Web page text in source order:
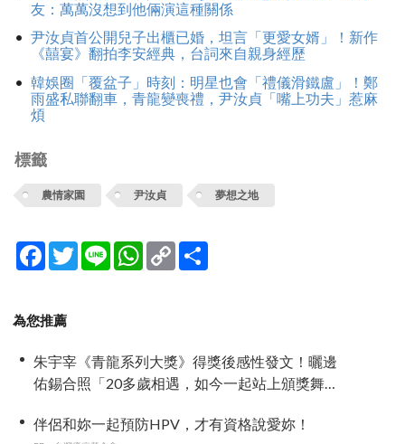
友：萬萬沒想到他倆演這種關係
尹汝貞首公開兒子出櫃已婚，坦言「更愛女婿」！新作
《囍宴》翻拍李安經典，台詞來自親身經歷
韓娛圈「覆盆子」時刻：明星也會「禮儀滑鐵盧」！鄭
雨盛私聯翻車，青龍變喪禮，尹汝貞「嘴上功夫」惹麻
煩
標籤
農情家園 尹汝貞 夢想之地
Facebook
TwitterLine WhatsApp
Copy
Link
為您推薦
朱宇宰《青龍系列大獎》得獎後感性發文！曬邊
佑錫合照「20多歲相遇，如今一起站上頒獎舞
伴侶和妳一起預防HPV，才有資格說愛妳！